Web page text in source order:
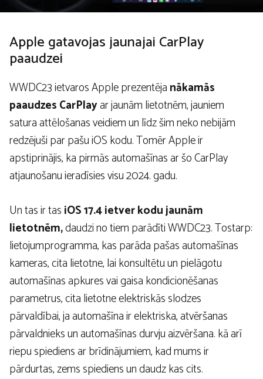
Apple gatavojas jaunajai CarPlay
paaudzei
WWDC23 ietvaros Apple prezentējanākamās
paaudzes CarPlayar jaunām lietotnēm, jauniem
satura attēlošanas veidiem un līdz šim neko nebijām
redzējuši par pašu iOS kodu. Tomēr Apple ir
apstiprinājis, ka pirmās automašīnas ar šo CarPlay
atjaunošanu ieradīsies visu 2024. gadu.
Un tas ir tasiOS 17.4 ietver kodu jaunām
lietotnēm,daudzi no tiem parādīti WWDC23. Tostarp:
lietojumprogramma, kas parāda pašas automašīnas
kameras, cita lietotne, lai konsultētu un pielāgotu
automašīnas apkures vai gaisa kondicionēšanas
parametrus, cita lietotne elektriskās slodzes
pārvaldībai, ja automašīna ir elektriska, atvēršanas
pārvaldnieks un automašīnas durvju aizvēršana. kā arī
riepu spiediens ar brīdinājumiem, kad mums ir
pārdurtas, zems spiediens un daudz kas cits.